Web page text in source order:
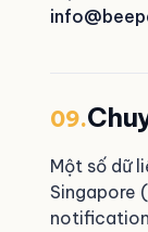
09.
Một số dữ
Singapore